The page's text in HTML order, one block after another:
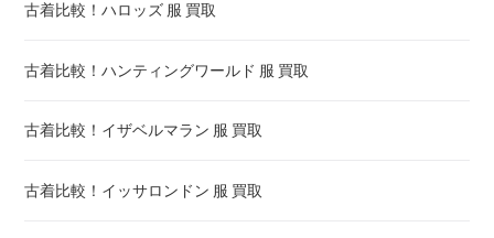
古着比較！ハロッズ 服 買取
古着比較！ハンティングワールド 服 買取
古着比較！イザベルマラン 服 買取
古着比較！イッサロンドン 服 買取